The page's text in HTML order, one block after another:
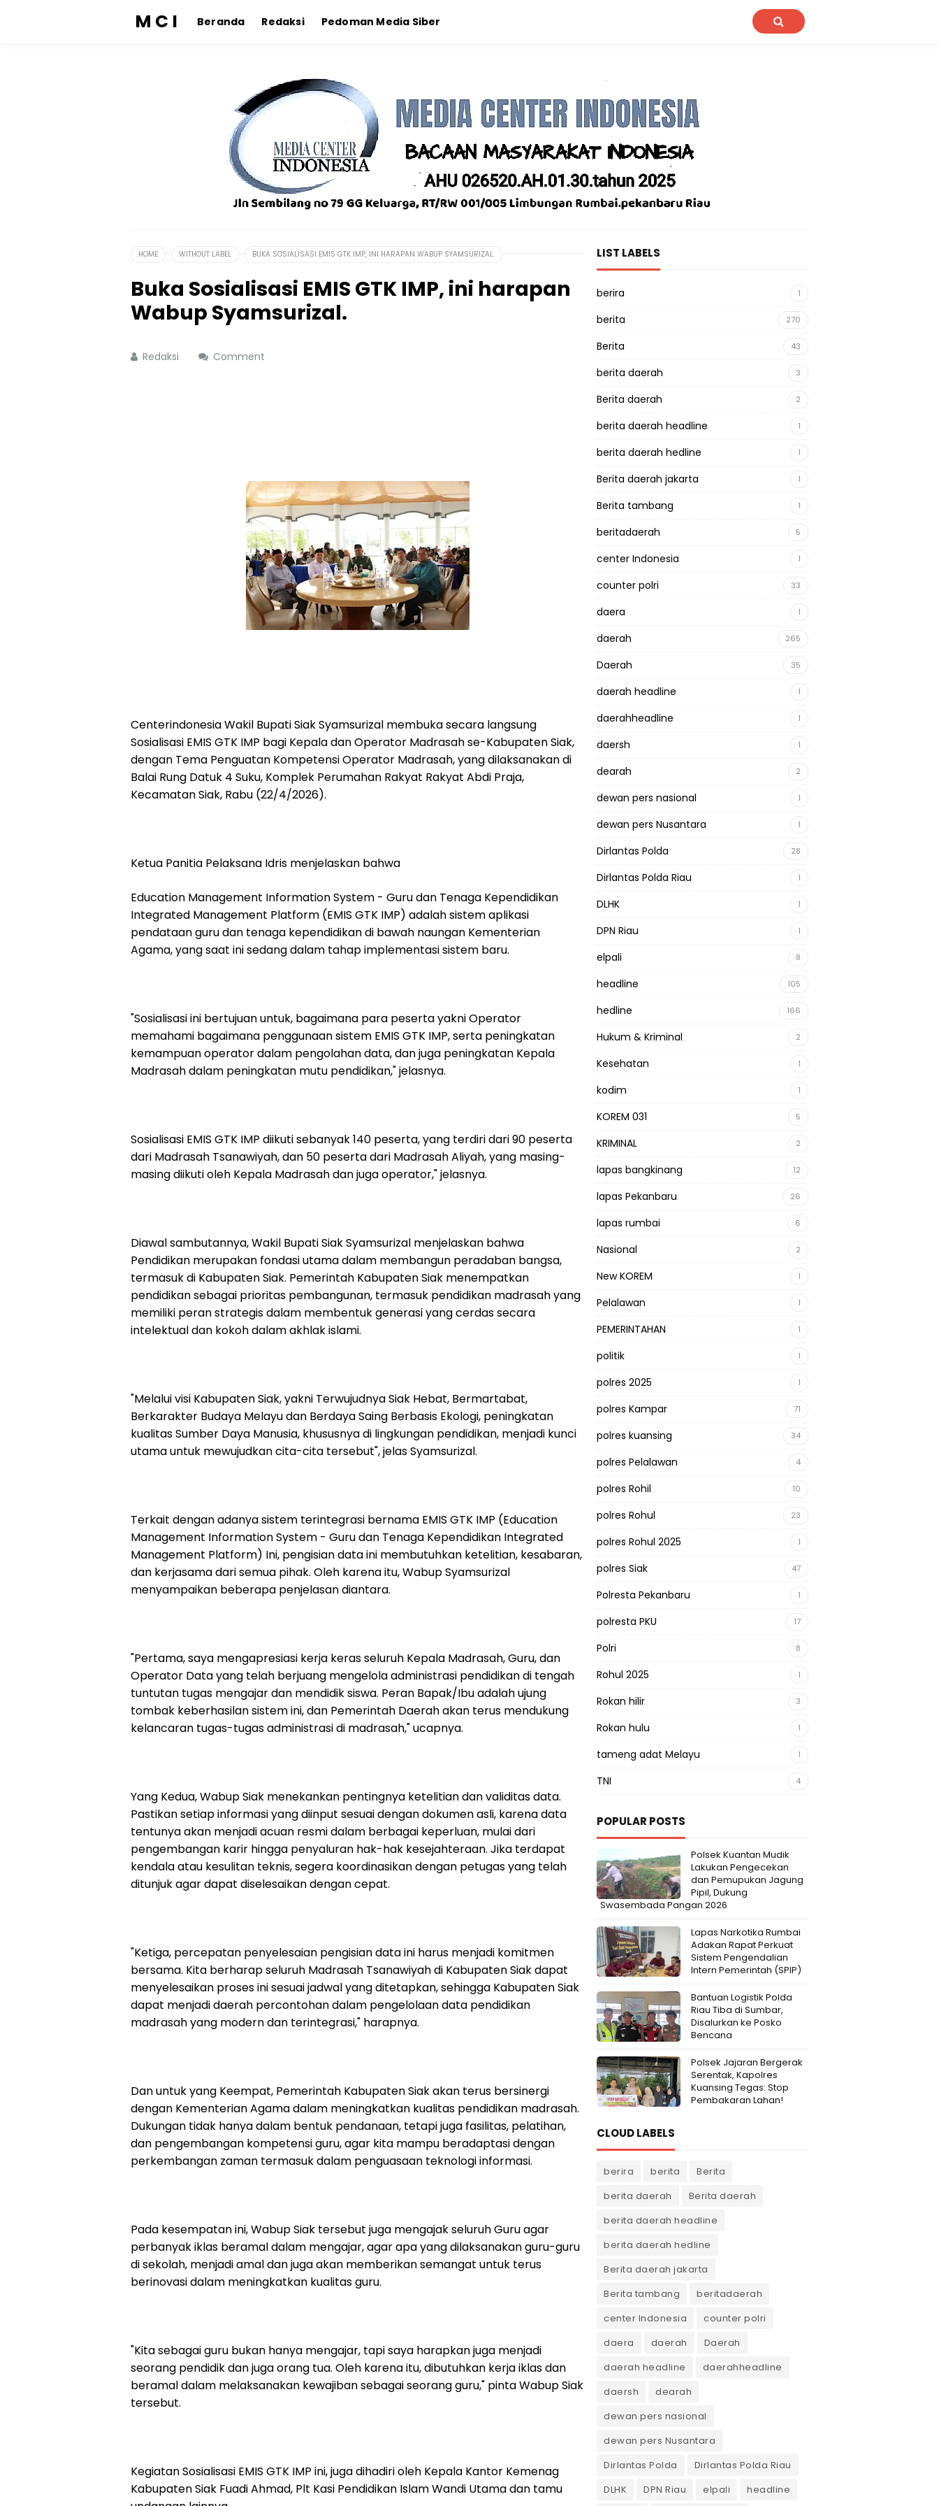
M C I Beranda Redaksi Pedoman Media Siber
HOME WITHOUT LABEL BUKA SOSIALISASI EMIS GTK IMP, INI HARAPAN WABUP SYAMSURIZAL.
Buka Sosialisasi EMIS GTK IMP, ini harapan
Wabup Syamsurizal.
Redaksi Comment
Centerindonesia Wakil Bupati Siak Syamsurizal membuka secara langsung
Sosialisasi EMIS GTK IMP bagi Kepala dan Operator Madrasah se-Kabupaten Siak,
dengan Tema Penguatan Kompetensi Operator Madrasah, yang dilaksanakan di
Balai Rung Datuk 4 Suku, Komplek Perumahan Rakyat Rakyat Abdi Praja,
Kecamatan Siak, Rabu (22/4/2026).
Ketua Panitia Pelaksana Idris menjelaskan bahwa
Education Management Information System - Guru dan Tenaga Kependidikan
Integrated Management Platform (EMIS GTK IMP) adalah sistem aplikasi
pendataan guru dan tenaga kependidikan di bawah naungan Kementerian
Agama, yang saat ini sedang dalam tahap implementasi sistem baru.
"Sosialisasi ini bertujuan untuk, bagaimana para peserta yakni Operator
memahami bagaimana penggunaan sistem EMIS GTK IMP, serta peningkatan
kemampuan operator dalam pengolahan data, dan juga peningkatan Kepala
Madrasah dalam peningkatan mutu pendidikan," jelasnya.
Sosialisasi EMIS GTK IMP diikuti sebanyak 140 peserta, yang terdiri dari 90 peserta
dari Madrasah Tsanawiyah, dan 50 peserta dari Madrasah Aliyah, yang masing-
masing diikuti oleh Kepala Madrasah dan juga operator," jelasnya.
Diawal sambutannya, Wakil Bupati Siak Syamsurizal menjelaskan bahwa
Pendidikan merupakan fondasi utama dalam membangun peradaban bangsa,
termasuk di Kabupaten Siak. Pemerintah Kabupaten Siak menempatkan
pendidikan sebagai prioritas pembangunan, termasuk pendidikan madrasah yang
memiliki peran strategis dalam membentuk generasi yang cerdas secara
intelektual dan kokoh dalam akhlak islami.
"Melalui visi Kabupaten Siak, yakni Terwujudnya Siak Hebat, Bermartabat,
Berkarakter Budaya Melayu dan Berdaya Saing Berbasis Ekologi, peningkatan
kualitas Sumber Daya Manusia, khususnya di lingkungan pendidikan, menjadi kunci
utama untuk mewujudkan cita-cita tersebut", jelas Syamsurizal.
Terkait dengan adanya sistem terintegrasi bernama EMIS GTK IMP (Education
Management Information System - Guru dan Tenaga Kependidikan Integrated
Management Platform) Ini, pengisian data ini membutuhkan ketelitian, kesabaran,
dan kerjasama dari semua pihak. Oleh karena itu, Wabup Syamsurizal
menyampaikan beberapa penjelasan diantara.
"Pertama, saya mengapresiasi kerja keras seluruh Kepala Madrasah, Guru, dan
Operator Data yang telah berjuang mengelola administrasi pendidikan di tengah
tuntutan tugas mengajar dan mendidik siswa. Peran Bapak/Ibu adalah ujung
tombak keberhasilan sistem ini, dan Pemerintah Daerah akan terus mendukung
kelancaran tugas-tugas administrasi di madrasah," ucapnya.
Yang Kedua, Wabup Siak menekankan pentingnya ketelitian dan validitas data.
Pastikan setiap informasi yang diinput sesuai dengan dokumen asli, karena data
tentunya akan menjadi acuan resmi dalam berbagai keperluan, mulai dari
pengembangan karir hingga penyaluran hak-hak kesejahteraan. Jika terdapat
kendala atau kesulitan teknis, segera koordinasikan dengan petugas yang telah
ditunjuk agar dapat diselesaikan dengan cepat.
"Ketiga, percepatan penyelesaian pengisian data ini harus menjadi komitmen
bersama. Kita berharap seluruh Madrasah Tsanawiyah di Kabupaten Siak dapat
menyelesaikan proses ini sesuai jadwal yang ditetapkan, sehingga Kabupaten Siak
dapat menjadi daerah percontohan dalam pengelolaan data pendidikan
madrasah yang modern dan terintegrasi," harapnya.
Dan untuk yang Keempat, Pemerintah Kabupaten Siak akan terus bersinergi
dengan Kementerian Agama dalam meningkatkan kualitas pendidikan madrasah.
Dukungan tidak hanya dalam bentuk pendanaan, tetapi juga fasilitas, pelatihan,
dan pengembangan kompetensi guru, agar kita mampu beradaptasi dengan
perkembangan zaman termasuk dalam penguasaan teknologi informasi.
Pada kesempatan ini, Wabup Siak tersebut juga mengajak seluruh Guru agar
perbanyak iklas beramal dalam mengajar, agar apa yang dilaksanakan guru-guru
di sekolah, menjadi amal dan juga akan memberikan semangat untuk terus
berinovasi dalam meningkatkan kualitas guru.
"Kita sebagai guru bukan hanya mengajar, tapi saya harapkan juga menjadi
seorang pendidik dan juga orang tua. Oleh karena itu, dibutuhkan kerja iklas dan
beramal dalam melaksanakan kewajiban sebagai seorang guru," pinta Wabup Siak
tersebut.
Kegiatan Sosialisasi EMIS GTK IMP ini, juga dihadiri oleh Kepala Kantor Kemenag
Kabupaten Siak Fuadi Ahmad, Plt Kasi Pendidikan Islam Wandi Utama dan tamu
LIST LABELS
berira 1
berita 270
Berita 43
berita daerah 3
Berita daerah 2
berita daerah headline 1
berita daerah hedline 1
Berita daerah jakarta 1
Berita tambang 1
beritadaerah 5
center Indonesia 1
counter polri 33
daera 1
daerah 265
Daerah 35
daerah headline 1
daerahheadline 1
daersh 1
dearah 2
dewan pers nasional 1
dewan pers Nusantara 1
Dirlantas Polda 28
Dirlantas Polda Riau 1
DLHK 1
DPN Riau 1
elpali 8
headline 105
hedline 166
Hukum & Kriminal 2
Kesehatan 1
kodim 1
KOREM 031 5
KRIMINAL 2
lapas bangkinang 12
lapas Pekanbaru 26
lapas rumbai 6
Nasional 2
New KOREM 1
Pelalawan 1
PEMERINTAHAN 1
politik 1
polres 2025 1
polres Kampar 71
polres kuansing 34
polres Pelalawan 4
polres Rohil 10
polres Rohul 23
polres Rohul 2025 1
polres Siak 47
Polresta Pekanbaru 1
polresta PKU 17
Polri 8
Rohul 2025 1
Rokan hilir 3
Rokan hulu 1
tameng adat Melayu 1
TNI 4
POPULAR POSTS
Polsek Kuantan Mudik
Lakukan Pengecekan
dan Pemupukan Jagung
Pipil, Dukung
Swasembada Pangan 2026
Lapas Narkotika Rumbai
Adakan Rapat Perkuat
Sistem Pengendalian
Intern Pemerintah (SPIP)
Bantuan Logistik Polda
Riau Tiba di Sumbar,
Disalurkan ke Posko
Bencana
Polsek Jajaran Bergerak
Serentak, Kapolres
Kuansing Tegas: Stop
Pembakaran Lahan!
CLOUD LABELS
berira berita
Berita
berita daerah
Berita daerah
berita daerah headline
berita daerah hedline
Berita daerah jakarta
Berita tambang
beritadaerah
center Indonesia
counter polri
daera
daerah
Daerah
daerah headline
daerahheadline
daersh
dearah
dewan pers nasional
dewan pers Nusantara
Dirlantas Polda
Dirlantas Polda Riau
DLHK
DPN Riau elpali headline